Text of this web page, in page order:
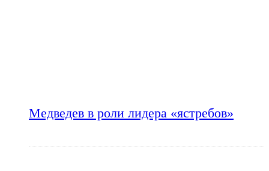
Медведев в роли лидера «ястребов»